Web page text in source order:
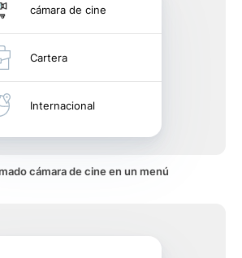
cámara de cine
Cartera
Internacional
cámara de cine en un menú